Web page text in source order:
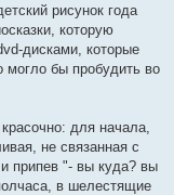
рисунок года
которую
дисками, которые
могло бы пробудить во
для начала,
не связанная с
припев "- вы куда? вы
в шелестящие